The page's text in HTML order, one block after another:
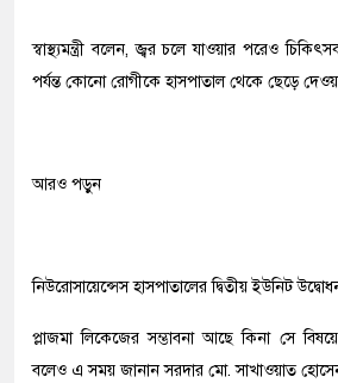
স্বাস্থ্যমন্ত্রী বলেন, জ্বর চলে যাওয়ার পরেও
পর্যন্ত কোনো রোগীকে হাসপাতাল থেকে ছেড়ে
আরও পড়ুন
নিউরোসায়েন্সেস হাসপাতালের দ্বিতীয় ইউনিট
প্লাজমা লিকেজের সম্ভাবনা আছে কিনা সে
বলেও এ সময় জানান সরদার মো. সাখাওয়াত